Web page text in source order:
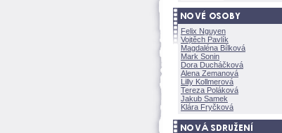
Felix Nguyen
Vojtěch Pavlík
Magdaléna Bílkov
Mark Sonin
Dora Ducháčkov
Alena Zemanov
Lilly Kollmerov
Tereza Polákov
Jakub Samek
Klára Fryčkov